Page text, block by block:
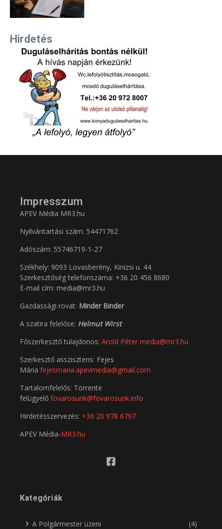
Hirdetés
Impresszum
APEV Média MR3.hu
Nyilvántartási szám: 54471762
Adószám: 55746719-1-27
Székhely: 9093 Lovasberény, Kinizsi u. 44.
Szerkesztőség telefonszáma: +36 20 456 8680
E-mail cím: media@mr3.hu
Gazdassági rovat: Minder Binder
A szatira felelőse: Helmut Wirst
Főszerkesztő tulajdonos: Arold Péter media@mr3.hu
Szerkesztő asszisztens: Fejes
Mária fejesmaria.apevmedia@gmail.com
Tartalomfelelős: Torrente
felügyelő fovarosunk@fovarosunk.info
Hirdetésszervezés: +36 20 978 6797
APEV Média-MR3.hu
Kategóriák
A Polgármester üzeni (4)